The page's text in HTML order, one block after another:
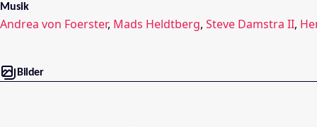
Musik
Andrea von Foerster, Mads Heldtberg, Steve Damstra II,
Bilder